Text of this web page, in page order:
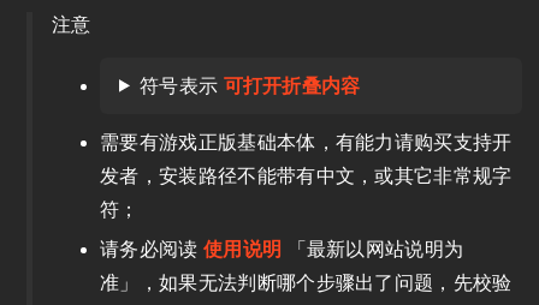
注意
符号表示 可打开折叠内容
需要有游戏正版基础本体，有能力请购买支持开
发者，安装路径不能带有中文，或其它非常规字
符；
请务必阅读 使用说明
「最新以网站说明为
准」，如果无法判断哪个步骤出了问题，先校验